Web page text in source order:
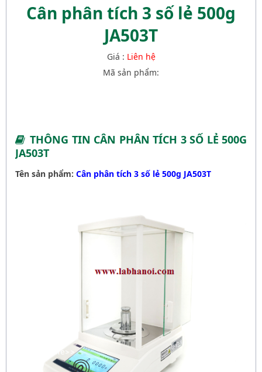
Cân phân tích 3 số lẻ 500g
JA503T
Giá : Liên hệ
Mã sản phẩm:
THÔNG TIN CÂN PHÂN TÍCH 3 SỐ LẺ 500G
JA503T
Tên sản phẩm: Cân phân tích 3 số lẻ 500g JA503T